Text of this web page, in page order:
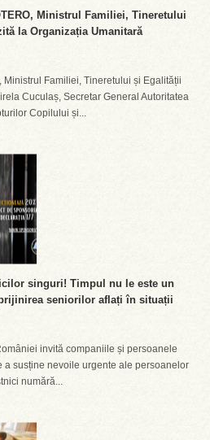
Ministrul Familiei, Tineretului
la Organizația Umanitară
Familiei, Tineretului și Egalității
Cuculaș, Secretar General Autoritatea
Copilului și...
singuri! Timpul nu le este un
seniorilor aflați în situații
invită companiile și persoanele
a susține nevoile urgente ale persoanelor
numără...